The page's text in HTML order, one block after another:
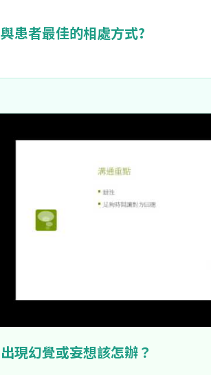
與患者最佳的相處方式?
出現幻覺或妄想該怎辦？